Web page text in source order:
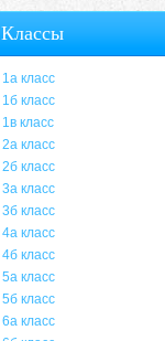
Классы
1а класс
1б класс
1в класс
2а класс
2б класс
3а класс
3б класс
4а класс
4б класс
5а класс
5б класс
6а класс